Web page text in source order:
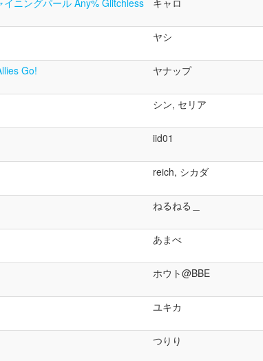
ニングパール Any% Glitchless キャロ
ヤシ
Go! ヤナップ
シン, セリア
iid01
reich, シカダ
ねるねる＿
あまべ
ホウト@BBE
ユキカ
つりり